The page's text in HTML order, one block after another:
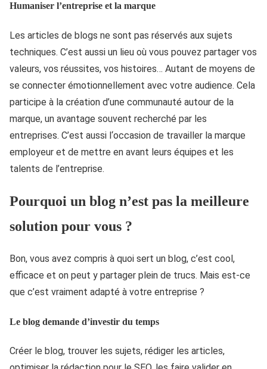
Humaniser l’entreprise et la marque
Les articles de blogs ne sont pas réservés aux sujets
techniques. C’est aussi un lieu où vous pouvez partager vos
valeurs, vos réussites, vos histoires… Autant de moyens de
se connecter émotionnellement avec votre audience. Cela
participe à la création d’une communauté autour de la
marque, un avantage souvent recherché par les
entreprises. C’est aussi l‘occasion de travailler la marque
employeur et de mettre en avant leurs équipes et les
talents de l’entreprise.
Pourquoi un blog n’est pas la meilleure
solution pour vous ?
Bon, vous avez compris à quoi sert un blog, c’est cool,
efficace et on peut y partager plein de trucs. Mais est-ce
que c’est vraiment adapté à votre entreprise ?
Le blog demande d’investir du temps
Créer le blog, trouver les sujets, rédiger les articles,